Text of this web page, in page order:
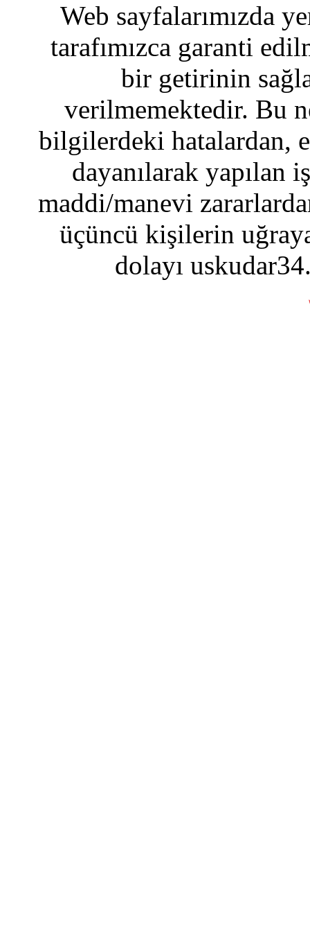
Web sayfalarımızda
tarafımızca garanti
bir getirinin
verilmemektedir. Bu
bilgilerdeki hatalardan,
dayanılarak yapılan
maddi/manevi
üçüncü kişilerin
dolayı